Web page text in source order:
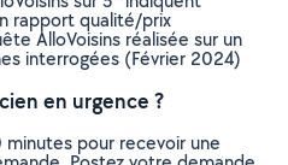
rapport qualité/prix
AlloVoisins réalisée sur un
interrogées (Février 2024)
en urgence ?
minutes pour recevoir une